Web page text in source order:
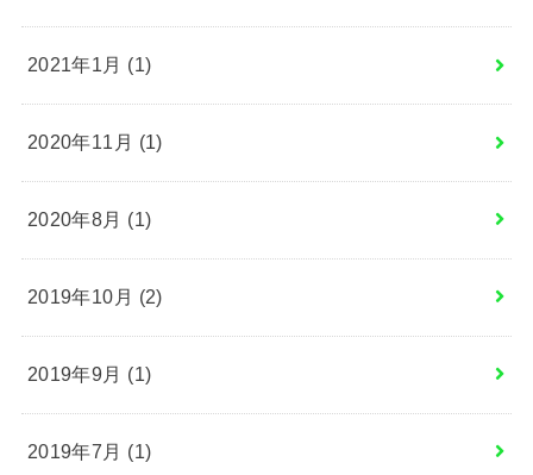
2021年1月 (1)
2020年11月 (1)
2020年8月 (1)
2019年10月 (2)
2019年9月 (1)
2019年7月 (1)